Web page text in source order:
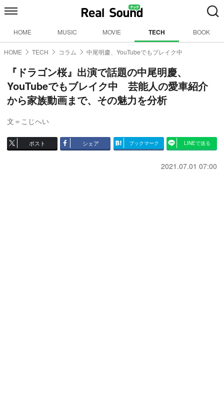
HOME MUSIC MOVIE TECH BOOK
HOME TECH コラム 中尾明慶、YouTubeでもブレイク中
『ドラゴン桜』出演で話題の中尾明慶、
YouTubeでもブレイク中 芸能人の愛車紹介
から家族動画まで、その魅力を分析
文＝こじへい
ポスト シェア ブックマーク LINEで送る
2021.07.01 07:00